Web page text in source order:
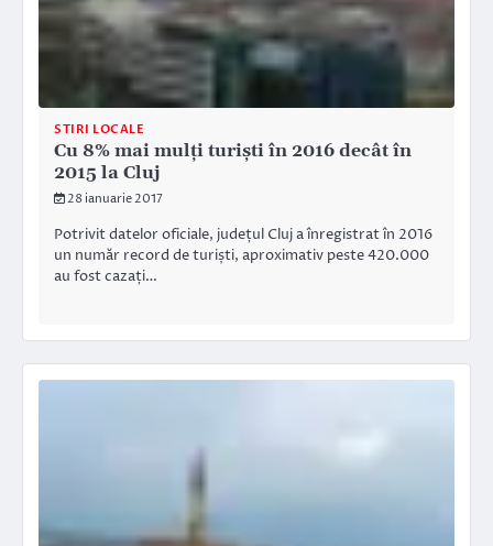
STIRI LOCALE
Cu 8% mai mulți turiști în 2016 decât în
2015 la Cluj
28 ianuarie 2017
Potrivit datelor oficiale, județul Cluj a înregistrat în 2016
un număr record de turiști, aproximativ peste 420.000
au fost cazați…